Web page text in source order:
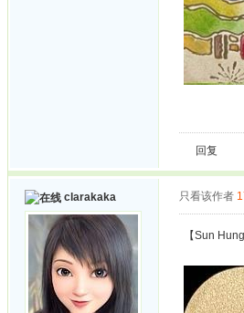
回复
clarakaka 只看该作者
【Sun